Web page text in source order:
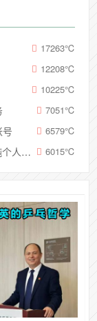
17263℃
12208℃
10225℃
7051℃
6579℃
6015℃
向）